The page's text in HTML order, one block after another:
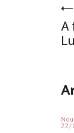
A
22/